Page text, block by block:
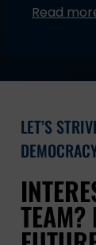
Read
LET’S
TEAM?